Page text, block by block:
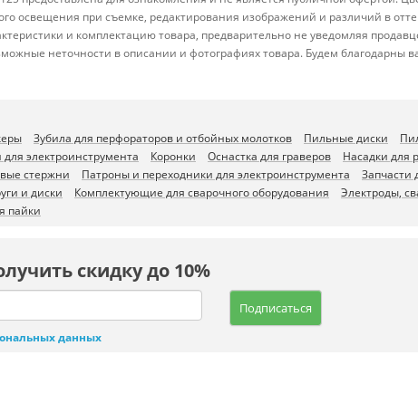
освещения при съемке, редактирования изображений и различий в
и комплектацию товара, предварительно не уведомляя
неточности в описании и фотографиях товара. Будем
Зубила для перфораторов и отбойных молотков Пильные диски
электроинструмента Коронки Оснастка для граверов
Насадки для
стержни Патроны и переходники для электроинструмента
Запчасти
и диски Комплектующие для сварочного оборудования
Электроды,
пайки
скидку до 10%
Подписаться
данных